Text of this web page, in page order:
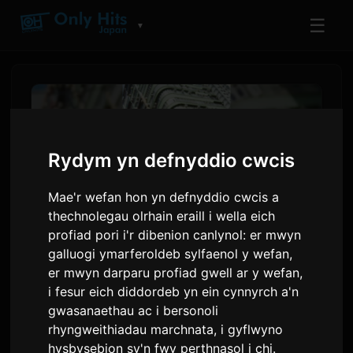
Rydym yn defnyddio cwcis
Mae'r wefan hon yn defnyddio cwcis a
thechnolegau olrhain eraill i wella eich
profiad pori i'r dibenion canlynol:er mwyn
galluogi ymarferoldeb sylfaenol y wefan,
er mwyn darparu profiad gwell ar y wefan,
i fesur eich diddordeb yn ein cynnyrch a'n
gwasanaethau ac i bersonoli
rhyngweithiadau marchnata, i gyflwyno
hysbysebion sy'n fwy perthnasol i chi.
▼ ☰
Mae cân newydd adieu
'Wanna me' i Ddiweddu Ail
Gyfnod 'Esgyniad Llyfrbryf'